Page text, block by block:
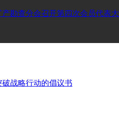
勘查分会召开第四次会员代表
战略行动的倡议书